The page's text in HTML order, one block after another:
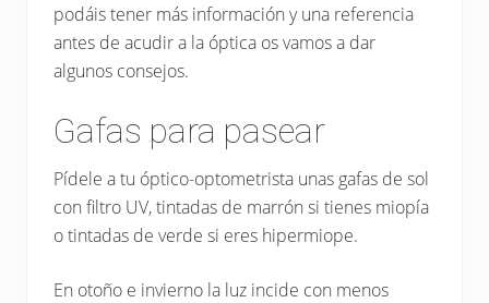
podáis tener más información y una referencia
antes de acudir a la óptica os vamos a dar
algunos consejos.
Gafas para pasear
Pídele a tu óptico-optometrista unas gafas de sol
con filtro UV, tintadas de marrón si tienes miopía
o tintadas de verde si eres hipermiope.
En otoño e invierno la luz incide con menos